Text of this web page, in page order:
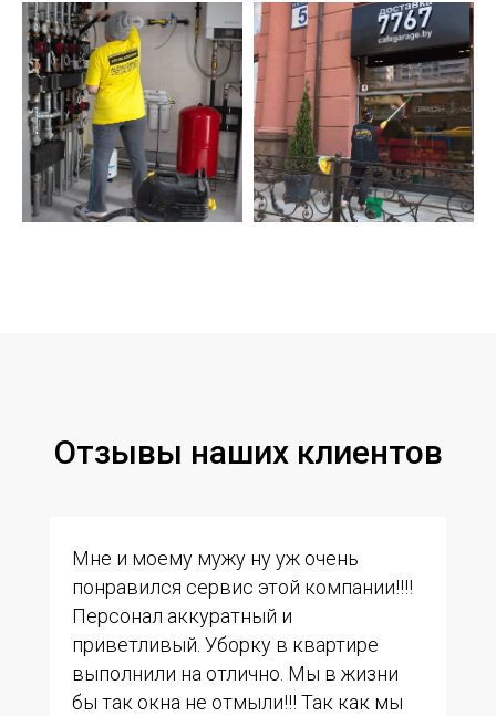
Отзывы наших клиентов
Мне и моему мужу ну уж очень
понравился сервис этой компании!!!!
Персонал аккуратный и
приветливый. Уборку в квартире
выполнили на отлично. Мы в жизни
бы так окна не отмыли!!! Так как мы